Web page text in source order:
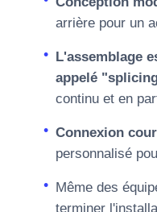
arrière pour un
L'assemblage
appelé
continu et en
Connexion
personnalisé
Même des
terminer